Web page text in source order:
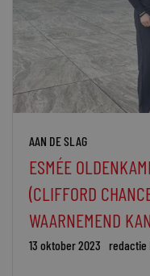
AAN DE SLAG
ESMÉE
(CLIFFORD
WAARNEMEND
13 oktober 2023 redactie